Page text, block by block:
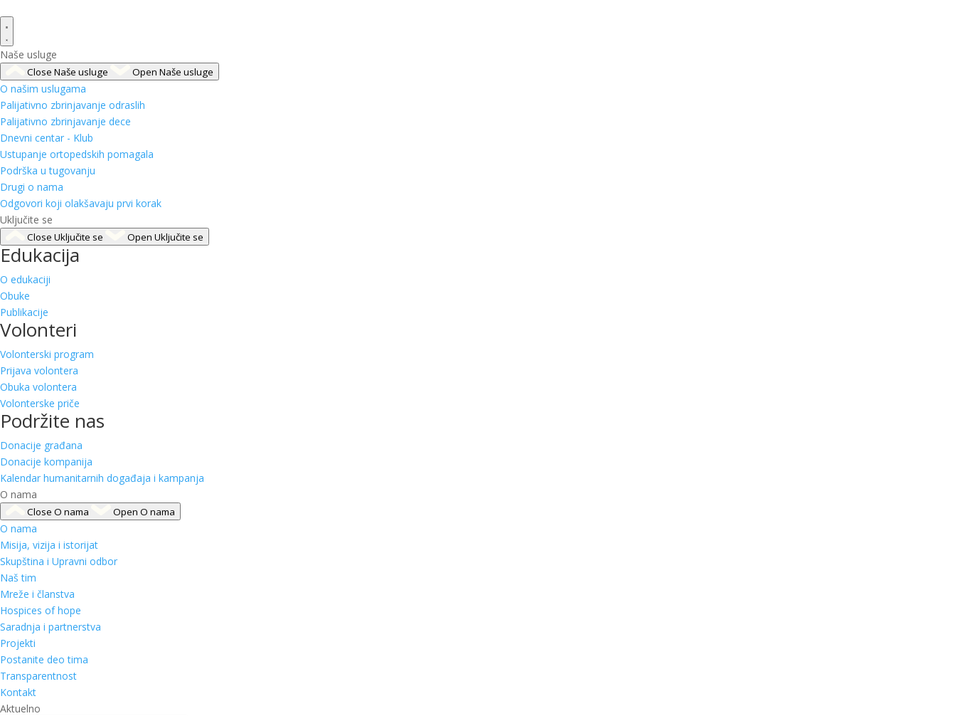
Naše usluge
Close Naše usluge Open Naše usluge
O našim uslugama
Palijativno zbrinjavanje odraslih
Palijativno zbrinjavanje dece
Dnevni centar - Klub
Ustupanje ortopedskih pomagala
Podrška u tugovanju
Drugi o nama
Odgovori koji olakšavaju prvi korak
Uključite se
Close Uključite se Open Uključite se
Edukacija
O edukaciji
Obuke
Publikacije
Volonteri
Volonterski program
Prijava volontera
Obuka volontera
Volonterske priče
Podržite nas
Donacije građana
Donacije kompanija
Kalendar humanitarnih događaja i kampanja
O nama
Close O nama Open O nama
O nama
Misija, vizija i istorijat
Skupština i Upravni odbor
Naš tim
Mreže i članstva
Hospices of hope
Saradnja i partnerstva
Projekti
Postanite deo tima
Transparentnost
Kontakt
Aktuelno